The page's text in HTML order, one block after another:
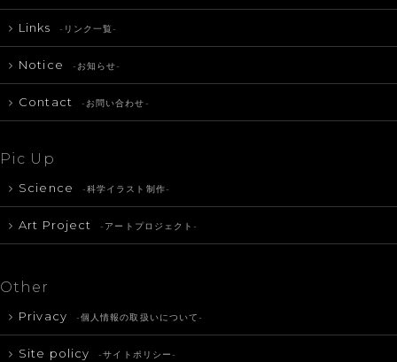
Links -リンク一覧-
Notice -お知らせ-
Contact -お問い合わせ-
Pic Up
Science -科学イラスト制作-
Art Project -アートプロジェクト-
Other
Privacy -個人情報の取扱いについて-
Site policy -サイトポリシー-